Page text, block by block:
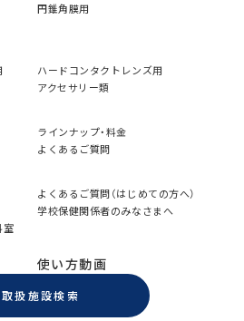
円錐角膜用
ハードコンタクトレンズ用
アクセサリー類
ラインナップ・料金
よくあるご質問
よくあるご質問（はじめての方へ）
学校保健関係者のみなさまへ
室
使い方動画
取扱施設検索